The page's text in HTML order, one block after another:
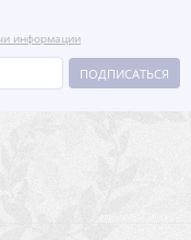
информации
ПОДПИСАТЬСЯ